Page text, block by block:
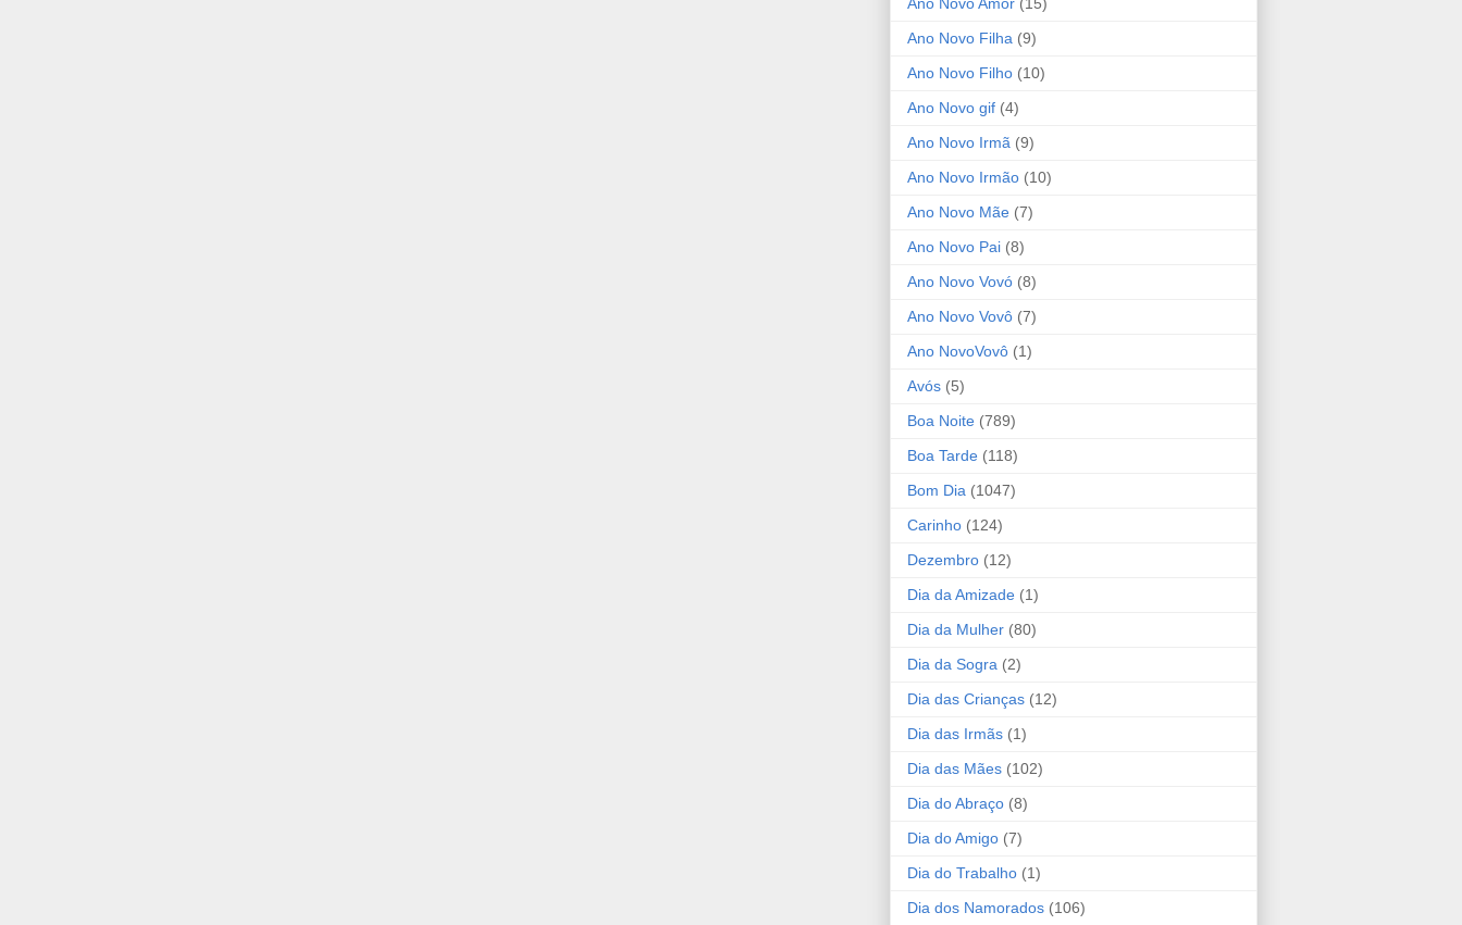
Ano Novo Filha (9)
Ano Novo Filho (10)
Ano Novo gif (4)
Ano Novo Irmã (9)
Ano Novo Irmão (10)
Ano Novo Mãe (7)
Ano Novo Pai (8)
Ano Novo Vovó (8)
Ano Novo Vovô (7)
Ano NovoVovô (1)
Avós (5)
Boa Noite (789)
Boa Tarde (118)
Bom Dia (1047)
Carinho (124)
Dezembro (12)
Dia da Amizade (1)
Dia da Mulher (80)
Dia da Sogra (2)
Dia das Crianças (12)
Dia das Irmãs (1)
Dia das Mães (102)
Dia do Abraço (8)
Dia do Amigo (7)
Dia do Trabalho (1)
Dia dos Namorados (106)